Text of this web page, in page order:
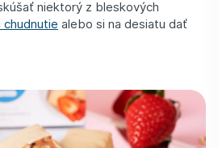
niektorý z bleskových
alebo si na desiatu dať